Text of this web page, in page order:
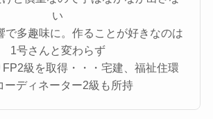
い
で多趣味に。作ることが好きなのは
1号さんと変わらず
級を取得・・・宅建、福祉住環
ーディネーター2級も所持